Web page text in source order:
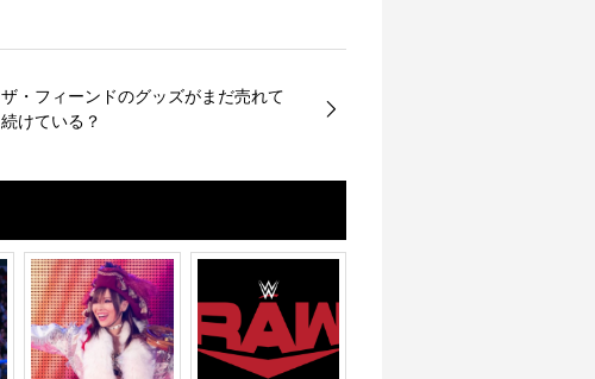
ザ・フィーンドのグッズがまだ売れて
続けている？